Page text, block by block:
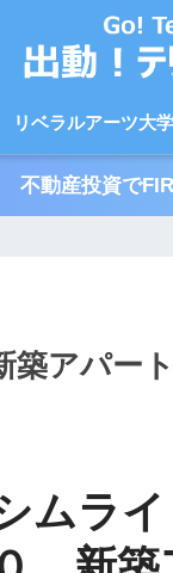
リベラルアーツ大学
不動産投資で
アパート
ムラ